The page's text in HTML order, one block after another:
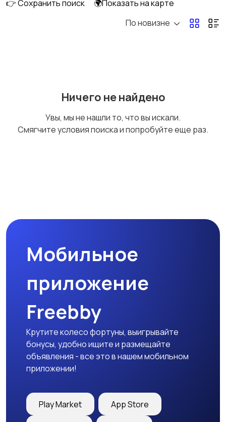
Нижнее белье
Футболки и поло Штаны и шорты
Другое
👉 Сохранить поиск
🌍Показать на карте
По новизне
Ничего не найдено
Увы, мы не нашли то, что вы искали.
Смягчите условия поиска и попробуйте еще раз.
Мобильное
приложение
Freebby
Крутите колесо фортуны, выигрывайте
бонусы, удобно ищите и размещайте
объявления - все это в нашем мобильном
приложении!
Play Market App Store